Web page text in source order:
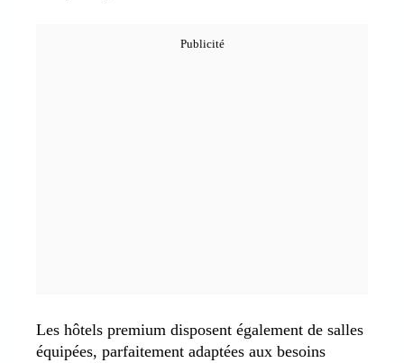
Les hôtels premium disposent également de salles
équipées, parfaitement adaptées aux besoins